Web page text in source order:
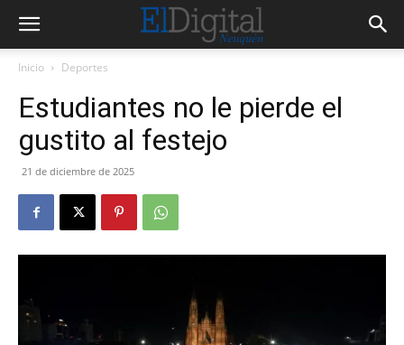
Inicio Deportes
Estudiantes no le pierde el
gustito al festejo
21 de diciembre de 2025